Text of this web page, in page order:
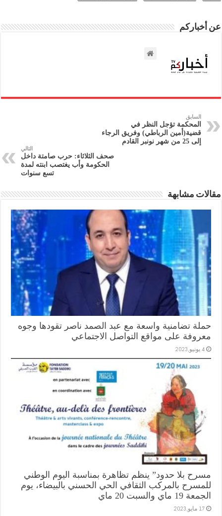
عن أخباركم
السابق
المحكمة تؤجل النظر في
قضية(أمين الرباطي) وفريق الرجاء
إلى 25 من شهر نونبر القادم
التالي
صحف الثلاثاء: حرب صامتة داخل
الحكومة وأب يغتصب ابنته لمدة
تسع سنوات
مقالات مشابهة
حملة تضامنية واسعة مع عبد الصمد ناصر تقودها وجوه
معروفة على مواقع التواصل الاجتماعي
4 يونيو,2023
مسرح بلا حدود” ينظم تظاهرة بمناسبة اليوم الوطني
للمسرح بالمركب الثقافي الحي الحسني بالبيضاء، يوم
الجمعة 19 ماي والسبت 20 ماي
17 مايو,2023